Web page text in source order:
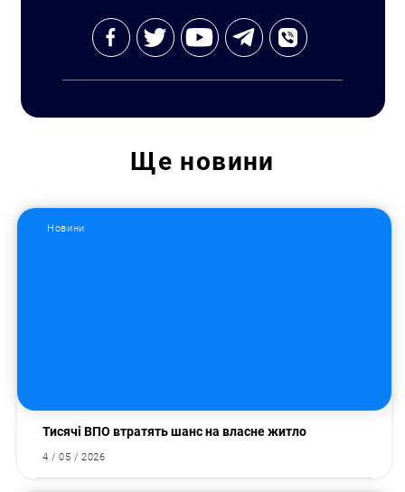
Ще новини
Новини
Тисячі ВПО втратять шанс на власне житло
4 / 05 / 2026